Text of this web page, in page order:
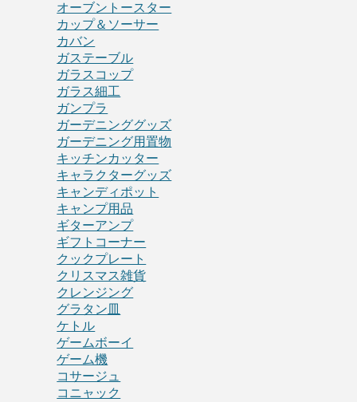
オーブントースター
カップ＆ソーサー
カバン
ガステーブル
ガラスコップ
ガラス細工
ガンプラ
ガーデニンググッズ
ガーデニング用置物
キッチンカッター
キャラクターグッズ
キャンディポット
キャンプ用品
ギターアンプ
ギフトコーナー
クックプレート
クリスマス雑貨
クレンジング
グラタン皿
ケトル
ゲームボーイ
ゲーム機
コサージュ
コニャック